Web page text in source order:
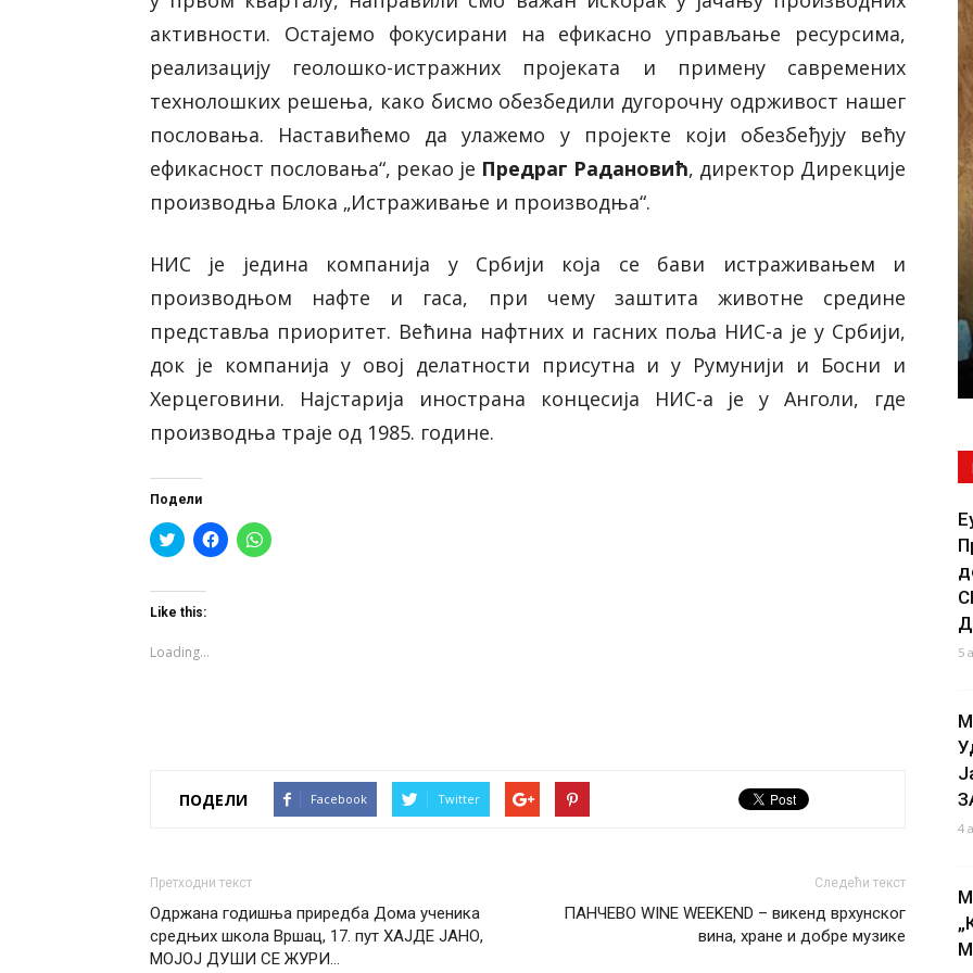
активности. Остајемо фокусирани на ефикасно управљање ресурсима,
реализацију геолошко-истражних пројеката и примену савремених
технолошких решења, како бисмо обезбедили дугорочну одрживост нашег
пословања. Наставићемо да улажемо у пројекте који обезбеђују већу
ефикасност пословања“, рекао је Предраг Радановић, директор Дирекције
производња Блока „Истраживање и производња“.
НИС је једина компанија у Србији која се бави истраживањем и
производњом нафте и гаса, при чему заштита животне средине
представља приоритет. Већина нафтних и гасних поља НИС-а је у Србији,
док je компанија у овој делатности присутна и у Румунији и Босни и
Херцеговини. Најстарија инострана концесија НИС-а је у Анголи, где
производња траје од 1985. године.
Подели
Click
to
Twitter
(Opens
in
window)
Click
to
Click
to
Like this:
Loading...
ПОДЕЛИ Facebook Twitter
Претходни текст
Одржана годишња приредба Дома ученика
средњих школа Вршац, 17. пут ХАЈДЕ ЈАНО,
МОЈОЈ ДУШИ СЕ ЖУРИ…
Следећи текст
ПАНЧЕВО WINE WEEKEND – викенд врхунског
вина, хране и добре музике
ИНТЕРВЈУ
Предшколске установе „Срећно
детињство“ Пландиште СВЕ ЗА
СРЕЋНО ДЕТИЊСТВО СВАКОГ
ДЕТЕТА
5 августа, 2026
Милушка Хрћан, председница
Удружења жена „Јаношичанка“
Јаношик БАКЕ И ПРАБАКЕ СЕ НЕ
СМЕЈУ ЗАБОРАВИТИ
4 августа, 2026
сезона програма „NIS
ПРАКСА ЗА ЧИСТУ
5
4